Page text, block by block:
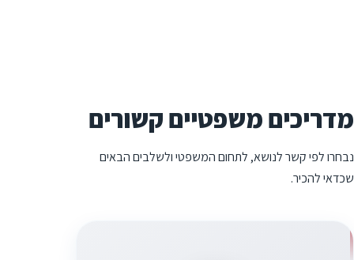
מדריכים משפטיים קשורים
נבחרו לפי קשר לנושא, לתחום המשפטי ולשלבים הבאים
שכדאי להכיר.